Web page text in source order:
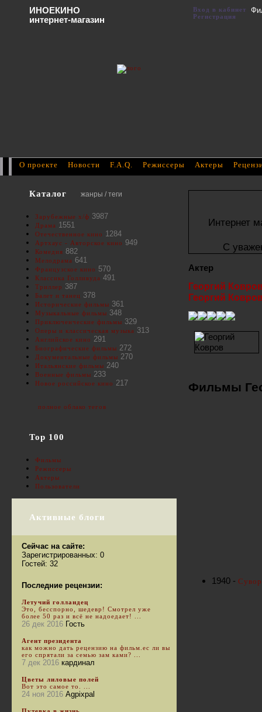
Интернет
С
Актер
Георгий
Георгий
Фильмы
1940 -
Каталог жанры / теги
Зарубежные х/ф 3987
Драма 1551
Отечественное кино 1284
Артхаус - Авторское кино 949
Комедия 882
Мелодрама 641
Французское кино 570
Классика Голливуда 491
Триллер 387
Балет и танец 378
Исторические фильмы 361
Музыкальные фильмы 348
Приключенческие фильмы 329
Оперы и классическая музыка 313
Английское кино 291
Биографические фильмы 272
Документальные фильмы 270
Итальянские фильмы 240
Военные фильмы 233
Новое российское кино 217
полное облако тегов
Top 100
Фильмы
Режиссеры
Актеры
Пользователи
Активные блоги
Сейчас на сайте:
Зарегистрированных: 0
Гостей: 32
Последние рецензии:
Летучий голландец
Это, бесспорно, шедевр! Смотрел уже
более 50 раз и всё не надоедает! ...
26 дек 2016 Гость
Агент президента
как можно дать рецензию на фильм.ес ли вы
его спрятали за семью зам ками? ...
7 дек 2016 кардинал
Цветы лиловые полей
Вот это самое то. ...
24 ноя 2016 Agpixpal
О проекте Новости F.A.Q. Режиссеры Актеры
ИНОЕКИНО
интернет-магазин
Вход в кабинет
Регистрация